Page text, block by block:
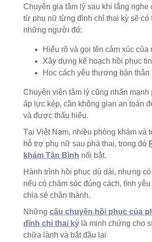
Chuyên gia tâm lý sau khi lắng nghe
từ phụ nữ từng đình chỉ thai kỳ sẽ có
những người đó:
Hiểu rõ và gọi tên cảm xúc của
Xây dựng kế hoạch hồi phục
Học cách yêu thương bản thân
Chuyên viên tâm lý cũng nhấn mạnh
áp lực kép, cần không gian an toàn
và được thấu hiểu.
Tại Việt Nam, nhiều phòng khám và
hỗ trợ phụ nữ sau phá thai, trong đó
khám Tân Bình nổi bật.
Hành trình hồi phục dù dài, nhưng
nếu có chăm sóc đúng cách, tình
chia sẻ chân thành.
Những câu chuyện hồi phục của
đình chỉ thai kỳ là minh chứng cho
chữa lành và bắt đầu lại